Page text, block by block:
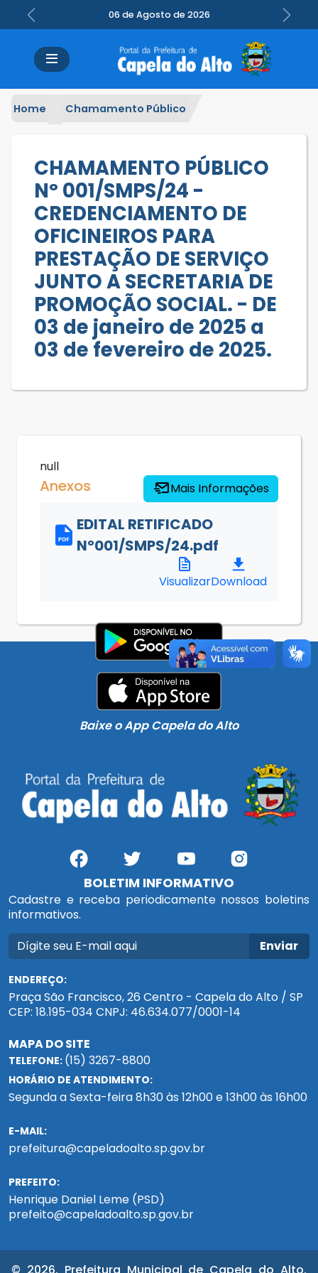
06 de Agosto de 2026
Previous Next
Home Chamamento Público
CHAMAMENTO PÚBLICO
Nº 001/SMPS/24 -
CREDENCIAMENTO DE
OFICINEIROS PARA
PRESTAÇÃO DE SERVIÇO
JUNTO A SECRETARIA DE
PROMOÇÃO SOCIAL. - DE
03 de janeiro de 2025 a
03 de fevereiro de 2025.
null
Anexos Mais Informações
EDITAL RETIFICADO
Nº001/SMPS/24.pdf
VisualizarDownload
Baixe o App Capela do Alto
BOLETIM INFORMATIVO
Cadastre e receba periodicamente nossos boletins
informativos.
Enviar
ENDEREÇO:
Praça São Francisco, 26 Centro - Capela do Alto / SP
CEP: 18.195-034 CNPJ: 46.634.077/0001-14
MAPA DO SITE
TELEFONE: (15) 3267-8800
HORÁRIO DE ATENDIMENTO:
Segunda a Sexta-feira 8h30 às 12h00 e 13h00 às 16h00
E-MAIL:
prefeitura@capeladoalto.sp.gov.br
PREFEITO:
Henrique Daniel Leme (PSD)
prefeito@capeladoalto.sp.gov.br
© 2026. Prefeitura Municipal de Capela do Alto.